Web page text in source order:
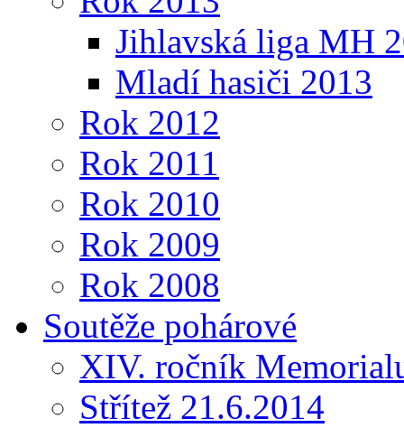
Jihlavská liga MH
Mladí hasiči 2013
Rok 2012
Rok 2011
Rok 2010
Rok 2009
Rok 2008
Soutěže pohárové
XIV. ročník
Střítež 21.6.2014